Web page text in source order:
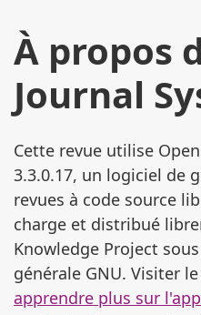
À propos
Journal
Cette revue utilise
3.3.0.17, un logiciel de
revues à code source
charge et distribué
Knowledge Project
générale GNU. Visiter
apprendre plus sur